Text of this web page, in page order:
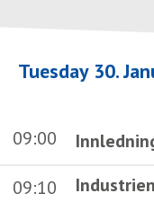
Tuesday 30.
09:00
09:10